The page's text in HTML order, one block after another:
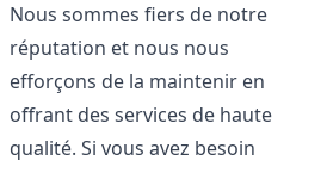
Nous sommes fiers de notre
réputation et nous nous
efforçons de la maintenir en
offrant des services de haute
qualité. Si vous avez besoin